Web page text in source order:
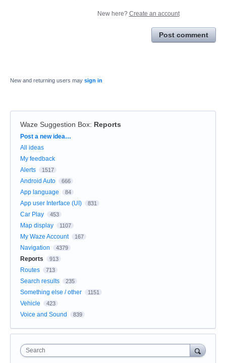
New here? Create an account
Post comment
New and returning users may sign in
Waze Suggestion Box: Reports
Categories
Post a new idea…
All ideas
My feedback
Alerts
1517
Android Auto 666
App language 84
App user Interface (UI) 831
Car Play 453
Map display 1107
My Waze Account 167
Navigation 4379
Reports 913
Routes 713
Search results 235
Something else / other 1151
Vehicle 423
Voice and Sound 839
Search